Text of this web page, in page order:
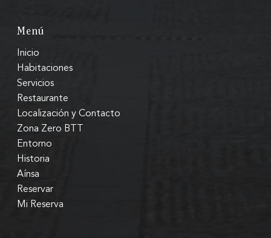
Menú
Inicio
Habitaciones
Servicios
Restaurante
Localización y Contacto
Zona Zero BTT
Entorno
Historia
Aínsa
Reservar
Mi Reserva